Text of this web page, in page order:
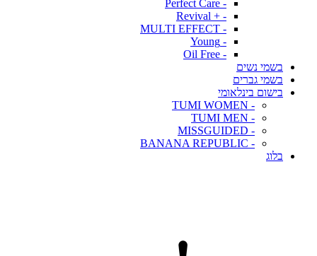
- Perfect Care
- + Revival
- MULTI EFFECT
- Young
- Oil Free
בשמי נשים
בשמי גברים
בישום בינלאומי
- TUMI WOMEN
- TUMI MEN
- MISSGUIDED
- BANANA REPUBLIC
בלוג